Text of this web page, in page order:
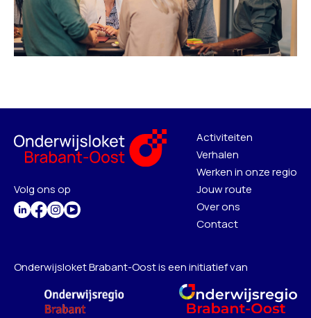
Volg ons op
Activiteiten
Verhalen
Werken in onze regio
Jouw route
Over ons
Contact
Onderwijsloket Brabant-Oost is een initiatief van